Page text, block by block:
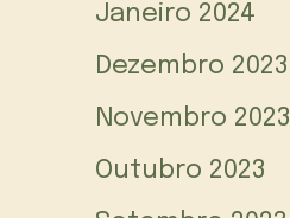
Janeiro 2024
Dezembro 2023
Novembro 2023
Outubro 2023